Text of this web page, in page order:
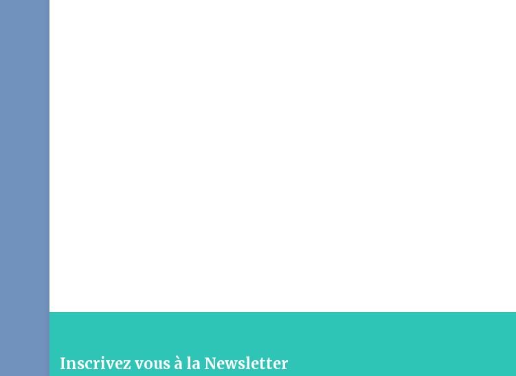
Inscrivez vous à la Newsletter